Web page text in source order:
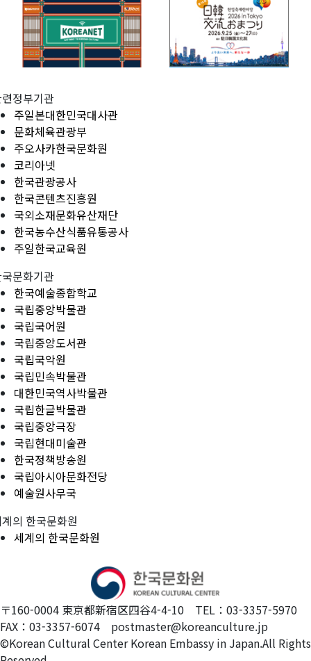
정부기관
주일본대한민국대사관
문화체육관광부
주오사카한국문화원
코리아넷
한국관광공사
한국콘텐츠진흥원
국외소재문화유산재단
한국농수산식품유통공사
주일한국교육원
문화기관
한국예술종합학교
국립중앙박물관
국립국어원
국립중앙도서관
국립국악원
국립민속박물관
대한민국역사박물관
국립한글박물관
국립중앙극장
국립현대미술관
한국정책방송원
국립아시아문화전당
예술원사무국
의 한국문화원
세계의 한국문화원
〒160-0004 東京都新宿区四谷4-4-10 TEL：03-3357-5970
FAX：03-3357-6074 postmaster@koreanculture.jp
©Korean Cultural Center Korean Embassy in Japan.All Rights